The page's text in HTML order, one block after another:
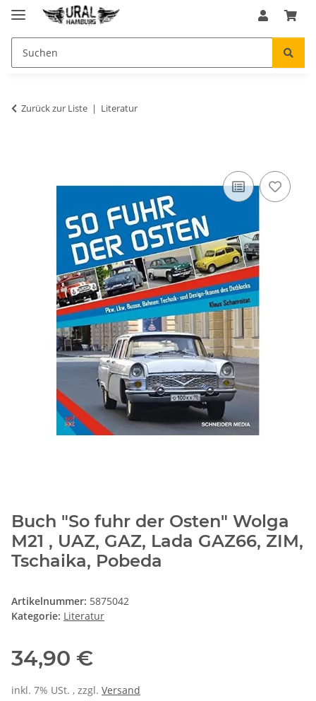
Zurück zur Liste Literatur
Buch "So fuhr der Osten" Wolga
M21 , UAZ, GAZ, Lada GAZ66, ZIM,
Tschaika, Pobeda
Artikelnummer: 5875042
Kategorie: Literatur
34,90 €
inkl. 7% USt. , zzgl. Versand